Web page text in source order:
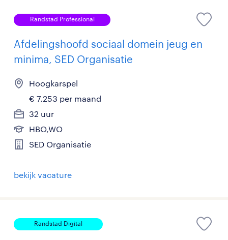
Randstad Professional
Afdelingshoofd sociaal domein jeug en
minima, SED Organisatie
Hoogkarspel
€ 7.253 per maand
32 uur
HBO,WO
SED Organisatie
bekijk vacature
Randstad Digital